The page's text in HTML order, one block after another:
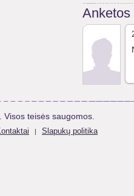
Anketos
teisės saugomos.
| Slapukų politika